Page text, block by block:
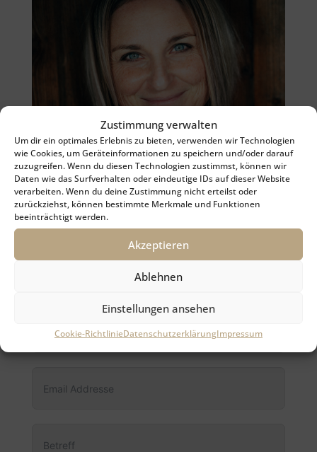
Zustimmung verwalten
Um dir ein optimales Erlebnis zu bieten, verwenden wir Technologien
wie Cookies, um Geräteinformationen zu speichern und/oder darauf
zuzugreifen. Wenn du diesen Technologien zustimmst, können wir
Daten wie das Surfverhalten oder eindeutige IDs auf dieser Website
verarbeiten. Wenn du deine Zustimmung nicht erteilst oder
zurückziehst, können bestimmte Merkmale und Funktionen
beeinträchtigt werden.
Akzeptieren
Ablehnen
Einstellungen ansehen
Cookie-RichtlinieDatenschutzerklärungImpressum